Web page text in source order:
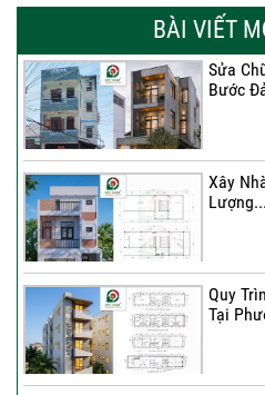
BÀI VIẾT
Sửa
Bước
Xây
Lượng...
Quy
Tại